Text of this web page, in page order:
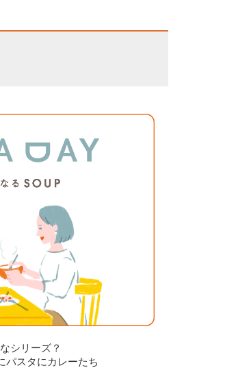
シリーズ？
パスタにカレーたち